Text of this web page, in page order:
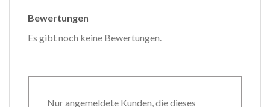
Bewertungen
Es gibt noch keine Bewertungen.
Nur angemeldete Kunden, die dieses